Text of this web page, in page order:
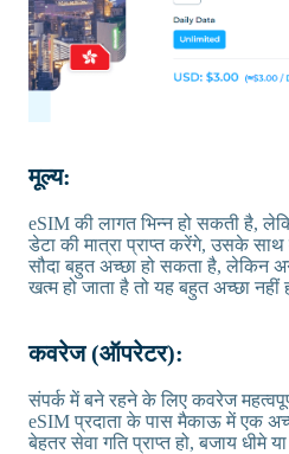
मूल्य:
eSIM की लागत भिन्न हो सकती है,
डेटा की मात्रा प्राप्त करेंगे, उसके
सौदा बहुत अच्छा हो सकता है, लेकिन
खत्म हो जाता है तो यह बहुत अच्छा नहीं
कवरेज (ऑपरेटर):
संपर्क में बने रहने के लिए कवरेज
eSIM प्रदाता के पास मैकाऊ में एक
बेहतर सेवा गति प्राप्त हो, बजाय धीमे